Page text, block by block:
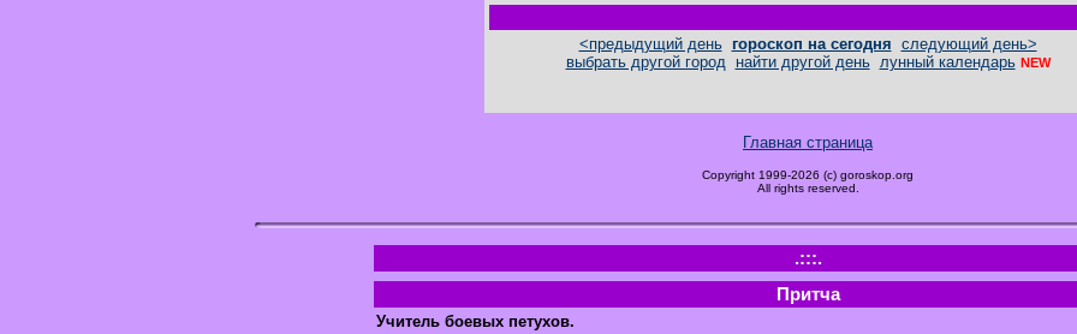
<предыдущий день гороскоп на сегодня следующий день>
выбрать другой город
найти другой день лунный календарь NEW
Главная страница
Copyright 1999-2026 (c) goroskop.org
All rights reserved.
.:::.
Притча
Учитель боевых петухов.